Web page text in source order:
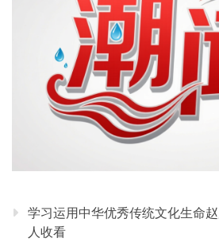
学习运用中华优秀传统文化生命
人收看